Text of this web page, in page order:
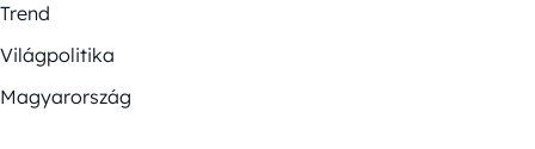
Trend
Világpolitika
Magyarország